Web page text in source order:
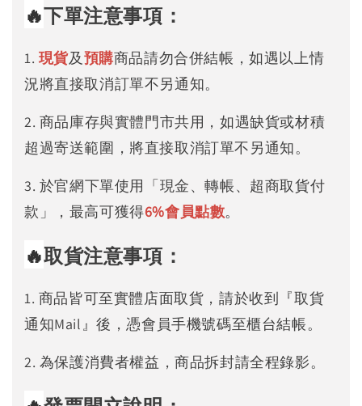
🔥下單注意事項：
1. 現貨及預購商品請勿合併結帳，如遇以上情
況將直接取消訂單不另通知。
2. 商品庫存與實體門市共用，如遇缺貨或材積
超過寄送範圍，將直接取消訂單不另通知。
3. 於官網下單使用「現金、轉帳、超商取貨付
款」，最高可獲得6%會員點數。
🔥取貨注意事項：
1. 商品皆可至實體店面取貨，請於收到『取貨
通知Mail』後，憑會員手機號碼至櫃台結帳。
2. 為保護消費者權益，商品拆封請全程錄影。